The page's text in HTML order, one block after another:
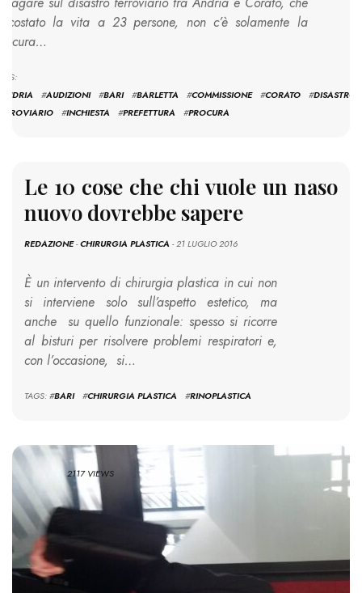
costato la vita a 23 persone, non c’è solamente la
#AUDIZIONI #BARI #BARLETTA #COMMISSIONE #CORATO #DISASTRO
#INCHIESTA #PREFETTURA #PROCURA
Le 10 cose che chi vuole un naso
nuovo dovrebbe sapere
REDAZIONE-CHIRURGIA PLASTICA- 21 LUGLIO 2016
È un intervento di chirurgia plastica in cui non
si interviene solo sull’aspetto estetico, ma
anche su quello funzionale: spesso si ricorre
al bisturi per risolvere problemi respiratori e,
con l’occasione, si…
TAGS: #BARI #CHIRURGIA PLASTICA #RINOPLASTICA
2117 VIEWS